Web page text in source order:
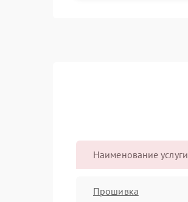
Наименование услуги
Прошивка